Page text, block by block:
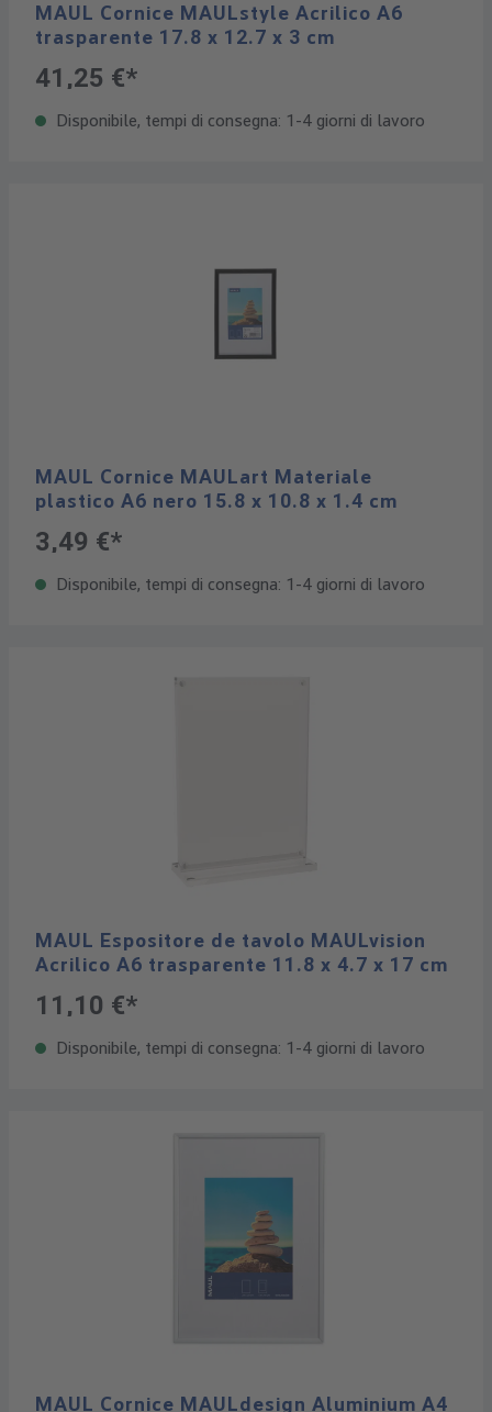
MAUL Cornice MAULstyle Acrilico A6
trasparente 17.8 x 12.7 x 3 cm
41,25 €*
Disponibile, tempi di consegna: 1-4 giorni di lavoro
MAUL Cornice MAULart Materiale
plastico A6 nero 15.8 x 10.8 x 1.4 cm
3,49 €*
Disponibile, tempi di consegna: 1-4 giorni di lavoro
MAUL Espositore de tavolo MAULvision
Acrilico A6 trasparente 11.8 x 4.7 x 17 cm
11,10 €*
Disponibile, tempi di consegna: 1-4 giorni di lavoro
MAUL Cornice MAULdesign Aluminium A4